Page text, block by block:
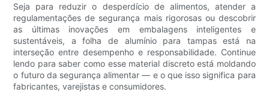
Seja para reduzir o desperdício de alimentos, atender a
regulamentações de segurança mais rigorosas ou descobrir
as últimas inovações em embalagens inteligentes e
sustentáveis, a folha de alumínio para tampas está na
interseção entre desempenho e responsabilidade. Continue
lendo para saber como esse material discreto está moldando
o futuro da segurança alimentar — e o que isso significa para
fabricantes, varejistas e consumidores.